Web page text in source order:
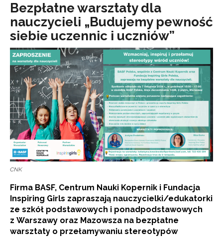
Bezpłatne warsztaty dla
nauczycieli „Budujemy pewność
siebie uczennic i uczniów”
CNK
Firma BASF, Centrum Nauki Kopernik i Fundacja
Inspiring Girls zapraszają nauczycielki/edukatorki
ze szkół podstawowych i ponadpodstawowych
z Warszawy oraz Mazowsza na bezpłatne
warsztaty o przełamywaniu stereotypów